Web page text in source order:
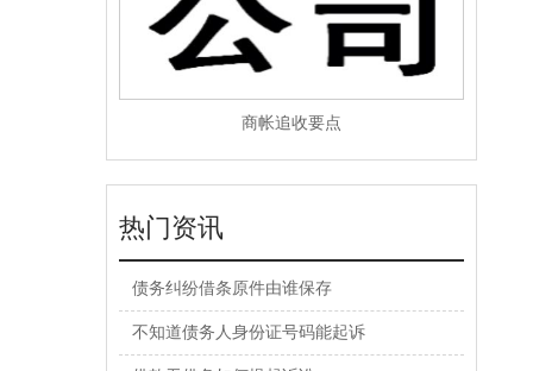
商帐追收要点
热门资讯
债务纠纷借条原件由谁保存
不知道债务人身份证号码能起诉